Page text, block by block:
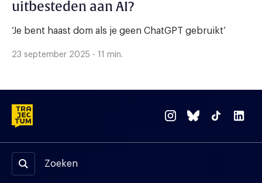
uitbesteden aan AI?
‘Je bent haast dom als je geen ChatGPT gebruikt’
23 september 2025 - 11 min.
Zoeken